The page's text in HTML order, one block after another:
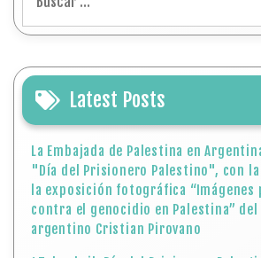
Latest Posts
La Embajada de Palestina en
"Día del Prisionero Palestino", con
la exposición fotográfica
contra el genocidio en Palestina” del
argentino Cristian Pirovano